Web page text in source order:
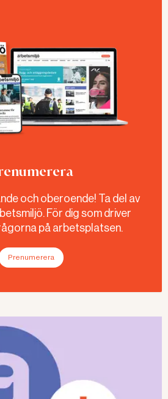
och oberoende! Ta del av
För dig som driver
på arbetsplatsen.
Prenumerera